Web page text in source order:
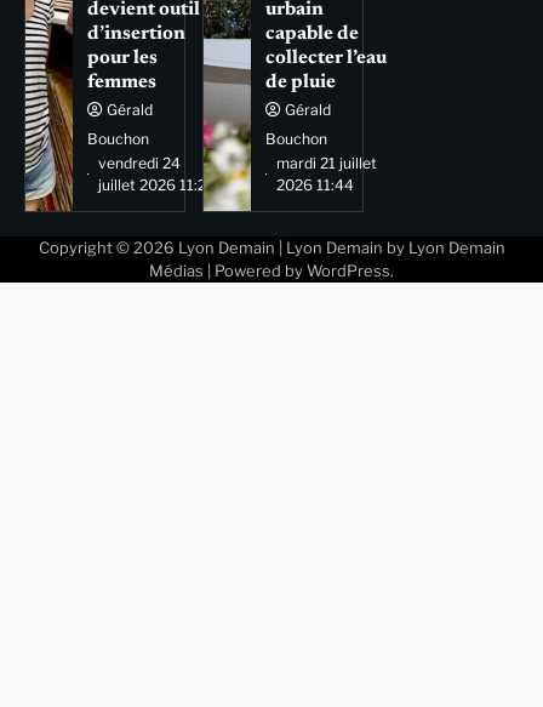
devient outil
d’insertion
pour les
femmes
Gérald
Bouchon
vendredi 24
juillet 2026 11:29
urbain
capable de
collecter l’eau
de pluie
Gérald
Bouchon
mardi 21 juillet
2026 11:44
Copyright © 2026 Lyon Demain | Lyon Demain by Lyon Demain
Médias | Powered by WordPress.